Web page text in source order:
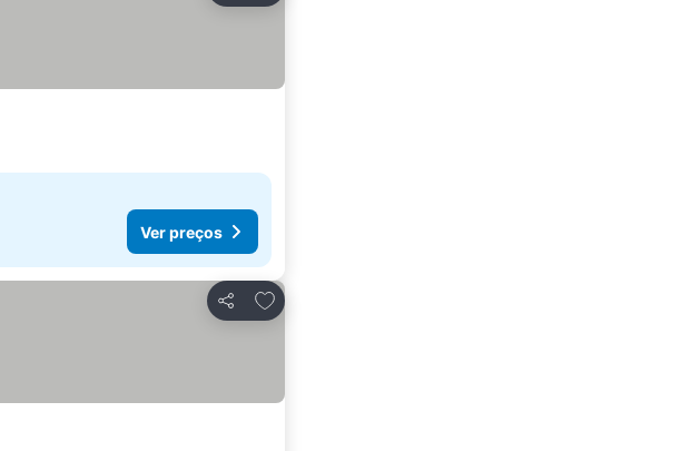
Ver preços
Partilhar
Adicionar aos favoritos